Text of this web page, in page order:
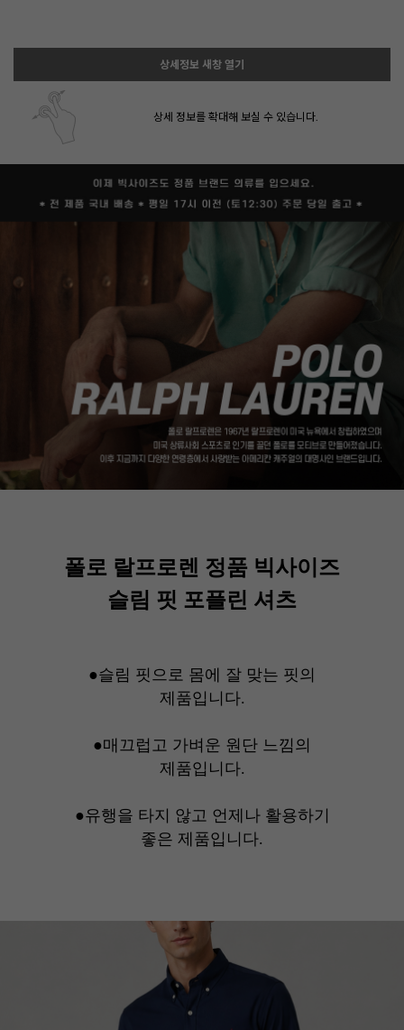
상세정보 새창 열기
상세 정보를 확대해 보실 수 있습니다.
폴로 랄프로렌 정품 빅사이즈
슬림 핏 포플린 셔츠
●슬림 핏으로 몸에 잘 맞는 핏의
제품입니다.
●매끄럽고 가벼운 원단 느낌의
제품입니다.
●유행을 타지 않고 언제나 활용하기
좋은 제품입니다.